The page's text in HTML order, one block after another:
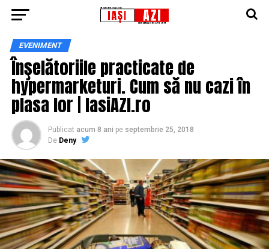
EVENIMENT
Înşelătoriile practicate de
hypermarketuri. Cum să nu cazi în
plasa lor | IasiAZI.ro
Publicat acum 8 ani pe septembrie 25, 2018
De Deny